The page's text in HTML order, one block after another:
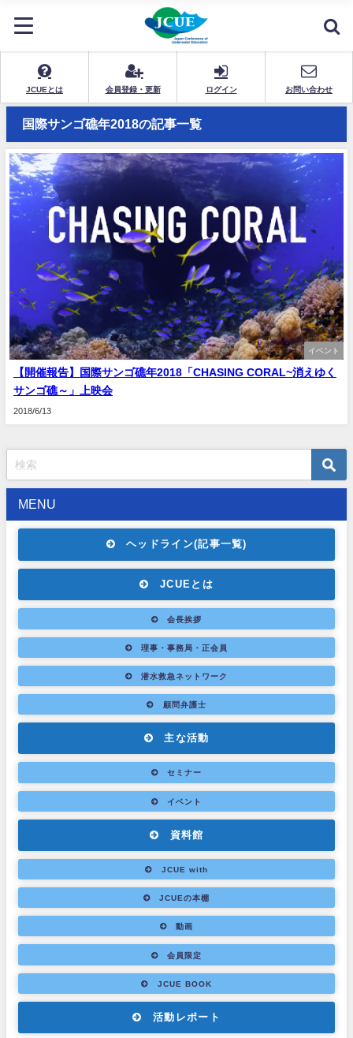
JCUEとは 会員登録・更新 ログイン お問い合わせ
国際サンゴ礁年2018の記事一覧
イベント
【開催報告】国際サンゴ礁年2018「CHASING CORAL~消えゆく
サンゴ礁～」上映会
2018/6/13
MENU
ヘッドライン(記事一覧)
JCUEとは
会長挨拶
理事・事務局・正会員
潜水救急ネットワーク
顧問弁護士
主な活動
セミナー
イベント
資料館
JCUE with
JCUEの本棚
動画
会員限定
JCUE BOOK
活動レポート